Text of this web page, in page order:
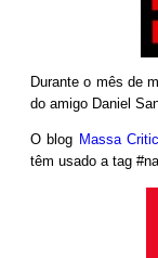
Durante o mês de
do amigo Daniel
O blog Massa
têm usado a tag